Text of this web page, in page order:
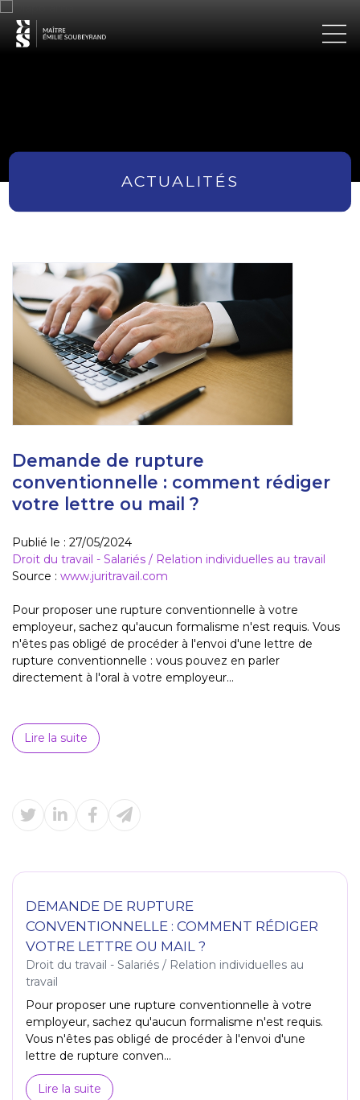
ACTUALITÉS
Demande de rupture
conventionnelle : comment rédiger
votre lettre ou mail ?
Publié le : 27/05/2024
Droit du travail - Salariés / Relation individuelles au travail
Source : www.juritravail.com
Pour proposer une rupture conventionnelle à votre
employeur, sachez qu'aucun formalisme n'est requis. Vous
n'êtes pas obligé de procéder à l'envoi d'une lettre de
rupture conventionnelle : vous pouvez en parler
directement à l'oral à votre employeur...
Lire la suite
DEMANDE DE RUPTURE
CONVENTIONNELLE : COMMENT RÉDIGER
VOTRE LETTRE OU MAIL ?
Droit du travail - Salariés / Relation individuelles au
travail
Pour proposer une rupture conventionnelle à votre
employeur, sachez qu'aucun formalisme n'est requis.
Vous n'êtes pas obligé de procéder à l'envoi d'une
lettre de rupture conven...
Lire la suite